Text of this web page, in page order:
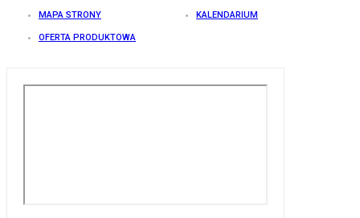
MAPA STRONY KALENDARIUM
OFERTA PRODUKTOWA